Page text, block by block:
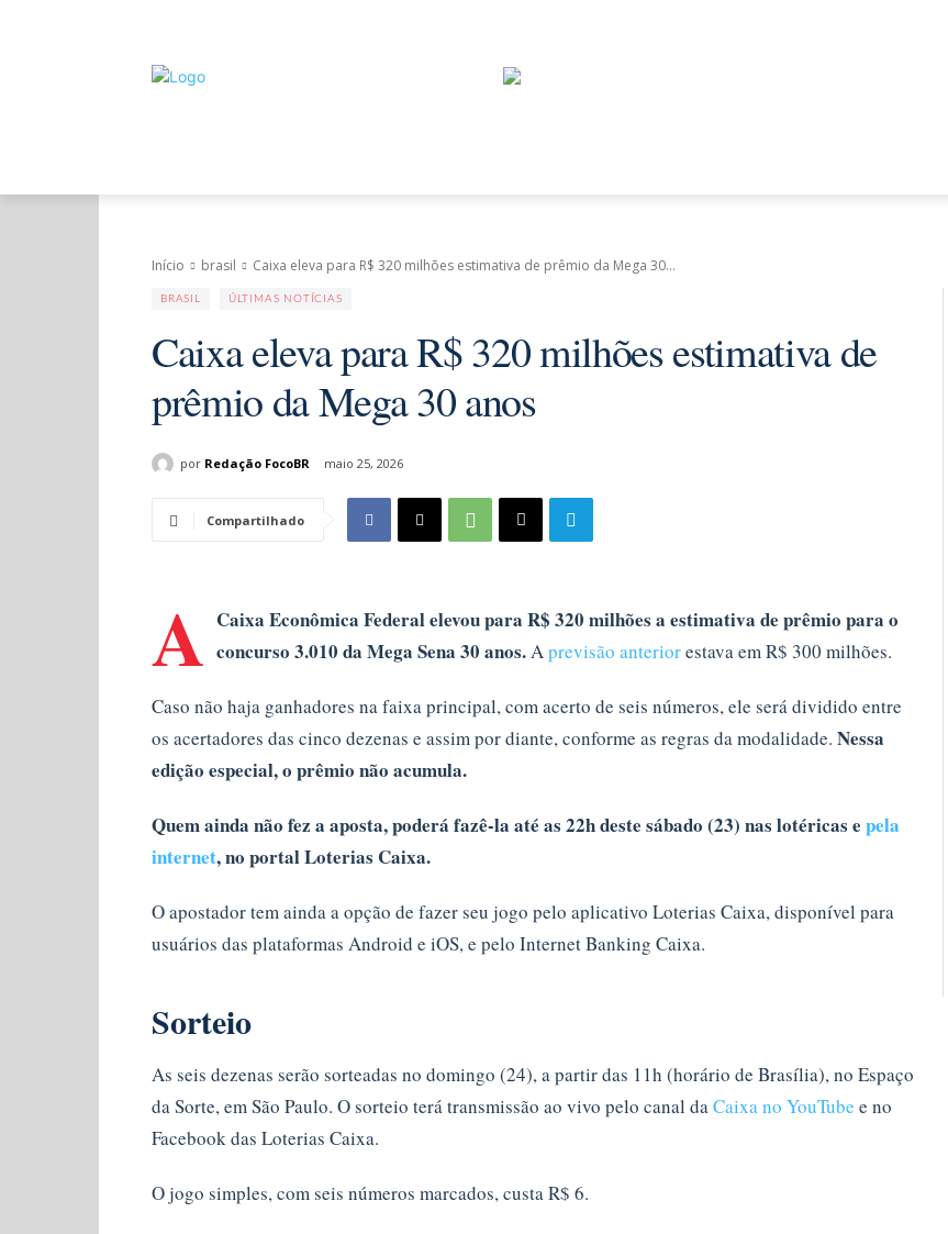
Início brasil Caixa eleva para R$ 320 milhões estimativa de prêmio da Mega 30...
BRASIL ÚLTIMAS NOTÍCIAS
Caixa eleva para R$ 320 milhões estimativa de
prêmio da Mega 30 anos
por Redação FocoBR maio 25, 2026
Compartilhado
A Caixa Econômica Federal elevou para R$ 320 milhões a estimativa de prêmio para o
concurso 3.010 da Mega Sena 30 anos.Aprevisão anteriorestava em R$ 300 milhões.
Caso não haja ganhadores na faixa principal, com acerto de seis números, ele será dividido entre
os acertadores das cinco dezenas e assim por diante, conforme as regras da modalidade. Nessa
edição especial, o prêmio não acumula.
Quem ainda não fez a aposta, poderá fazê-la até as 22h deste sábado (23) nas lotéricas e pela
internet, no portal Loterias Caixa.
O apostador tem ainda a opção de fazer seu jogo pelo aplicativo Loterias Caixa, disponível para
usuários das plataformas Android e iOS, e pelo Internet Banking Caixa.
Sorteio
As seis dezenas serão sorteadas no domingo (24), a partir das 11h (horário de Brasília), no Espaço
da Sorte, em São Paulo. O sorteio terá transmissão ao vivo pelo canal daCaixa no YouTube e no
Facebook das Loterias Caixa.
O jogo simples, com seis números marcados, custa R$ 6.